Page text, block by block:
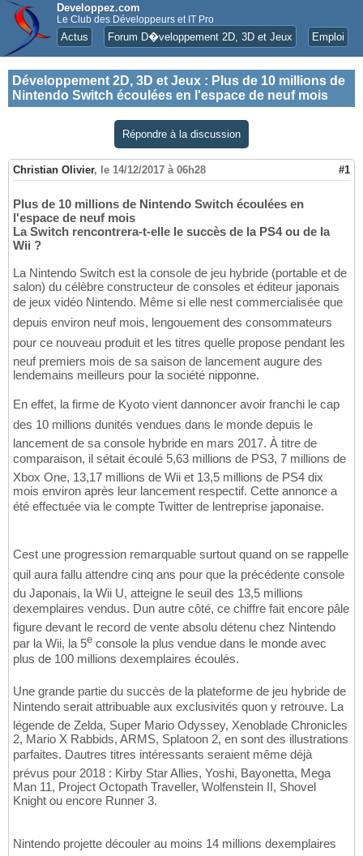
Developpez.com
Le Club des Développeurs et IT Pro
Actus Forum D�veloppement 2D, 3D et Jeux Emploi
Développement 2D, 3D et Jeux : Plus de 10 millions de
Nintendo Switch écoulées en l'espace de neuf mois
Répondre à la discussion
Christian Olivier, le 14/12/2017 à 06h28 #1
Plus de 10 millions de Nintendo Switch écoulées en
l'espace de neuf mois
La Switch rencontrera-t-elle le succès de la PS4 ou de la
Wii ?
La Nintendo Switch est la console de jeu hybride (portable et de
salon) du célèbre constructeur de consoles et éditeur japonais
de jeux vidéo Nintendo. Même si elle nest commercialisée que
depuis environ neuf mois, lengouement des consommateurs
pour ce nouveau produit et les titres quelle propose pendant les
neuf premiers mois de sa saison de lancement augure des
lendemains meilleurs pour la société nipponne.
En effet, la firme de Kyoto vient dannoncer avoir franchi le cap
des 10 millions dunités vendues dans le monde depuis le
lancement de sa console hybride en mars 2017. À titre de
comparaison, il sétait écoulé 5,63 millions de PS3, 7 millions de
Xbox One, 13,17 millions de Wii et 13,5 millions de PS4 dix
mois environ après leur lancement respectif. Cette annonce a
été effectuée via le compte Twitter de lentreprise japonaise.
Cest une progression remarquable surtout quand on se rappelle
quil aura fallu attendre cinq ans pour que la précédente console
du Japonais, la Wii U, atteigne le seuil des 13,5 millions
dexemplaires vendus. Dun autre côté, ce chiffre fait encore pâle
figure devant le record de vente absolu détenu chez Nintendo
par la Wii, la 5e console la plus vendue dans le monde avec
plus de 100 millions dexemplaires écoulés.
Une grande partie du succès de la plateforme de jeu hybride de
Nintendo serait attribuable aux exclusivités quon y retrouve. La
légende de Zelda, Super Mario Odyssey, Xenoblade Chronicles
2, Mario X Rabbids, ARMS, Splatoon 2, en sont des illustrations
parfaites. Dautres titres intéressants seraient même déjà
prévus pour 2018 : Kirby Star Allies, Yoshi, Bayonetta, Mega
Man 11, Project Octopath Traveller, Wolfenstein II, Shovel
Knight ou encore Runner 3.
Nintendo projette découler au moins 14 millions dexemplaires